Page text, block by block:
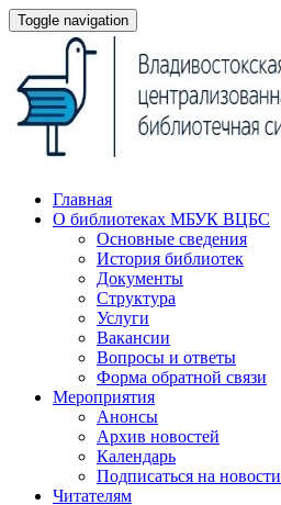
Toggle navigation
Главная
О библиотеках МБУК ВЦБС
Основные сведения
История библиотек
Документы
Структура
Услуги
Вакансии
Вопросы и ответы
Форма обратной связи
Мероприятия
Анонсы
Архив новостей
Календарь
Подписаться на новости
Читателям